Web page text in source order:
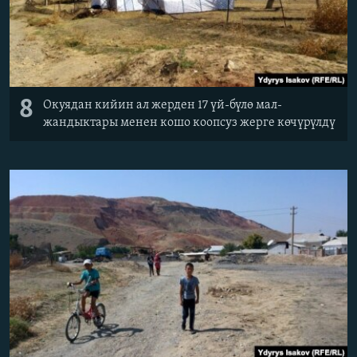
8
Окуядан кийин ал жерден 17 үй-бүлө мал-
жандыктары менен кошо коопсуз жерге көчүрүлдү